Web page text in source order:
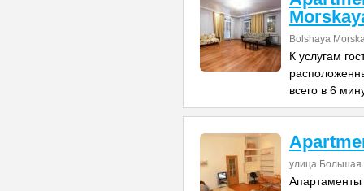
Bolshaya
К услугам
всего в 6
улица Большая